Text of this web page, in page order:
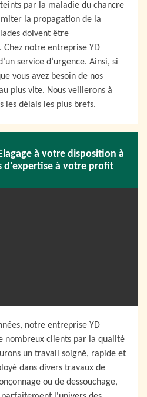
par la maladie du chancre
la propagation de la
doivent être
notre entreprise YD
service d’urgence. Ainsi, si
vous avez besoin de nos
plus vite. Nous veillerons à
les délais les plus brefs.
à votre disposition à
d'expertise à votre profit
notre entreprise YD
nombreux clients par la qualité
un travail soigné, rapide et
dans divers travaux de
ou de dessouchage,